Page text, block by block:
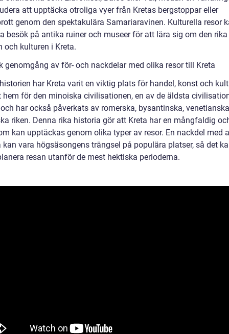
att upptäcka otroliga vyer från Kretas bergstoppar eller
genom den spektakulära Samariaravinen. Kulturella resor
besök på antika ruiner och museer för att lära sig om den rika
och kulturen i Kreta.
genomgång av för- och nackdelar med olika resor till Kreta
har Kreta varit en viktig plats för handel, konst och
hem för den minoiska civilisationen, en av de äldsta
har också påverkats av romerska, bysantinska,
riken. Denna rika historia gör att Kreta har en mångfaldig
kan upptäckas genom olika typer av resor. En nackdel med
kan vara högsäsongens trängsel på populära platser, så det
resan utanför de mest hektiska perioderna.